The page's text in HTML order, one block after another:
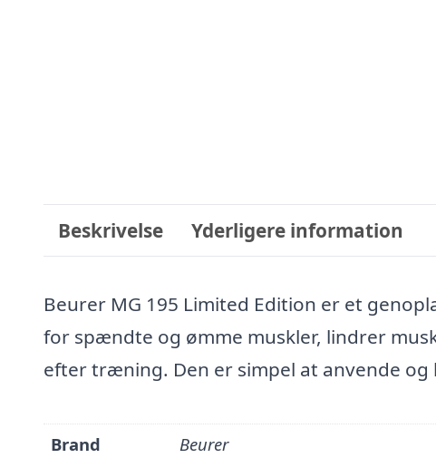
Beskrivelse Yderligere information
Beurer MG 195 Limited Edition er et
for spændte og ømme muskler, lindrer
efter træning. Den er simpel at anvende
Brand Beurer